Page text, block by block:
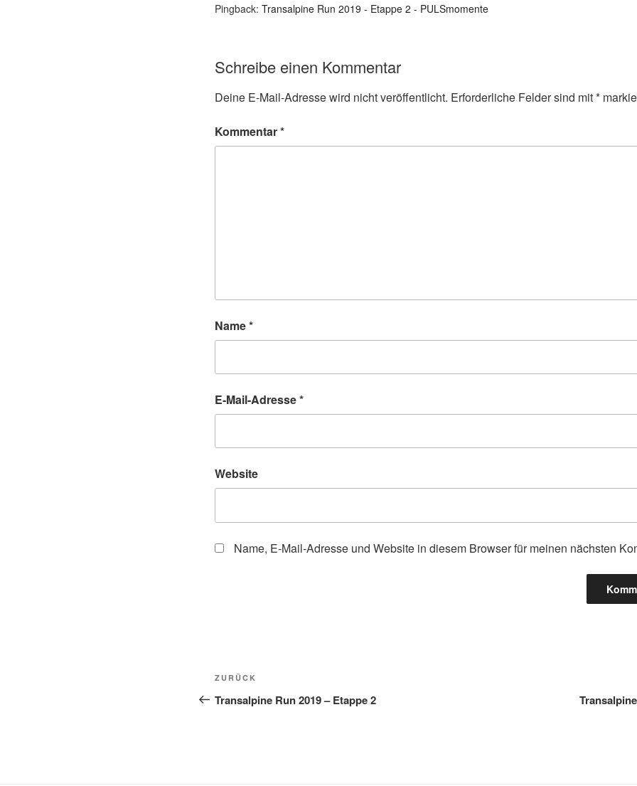
Pingback: Transalpine Run 2019 - Etappe 2 - PULSmomente
Schreibe einen Kommentar
Deine E-Mail-Adresse wird nicht veröffentlicht. Erforderliche Felder sind mit*
Kommentar*
Name*
E-Mail-Adresse*
Website
Name, E-Mail-Adresse und Website in diesem Browser für meinen nächsten
Beitragsnavigation
Vorheriger
Beitrag
ZURÜCK
Transalpine Run 2019 – Etappe 2